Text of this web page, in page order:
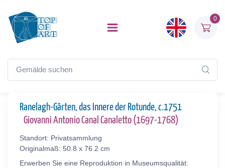
0
Ranelagh-Gärten, das Innere der Rotunde, c.1751
Giovanni Antonio Canal Canaletto (1697-1768)
Standort: Privatsammlung
Originalmaß: 50.8 x 76.2 cm
Erwerben Sie eine Reproduktion in Museumsqualität: